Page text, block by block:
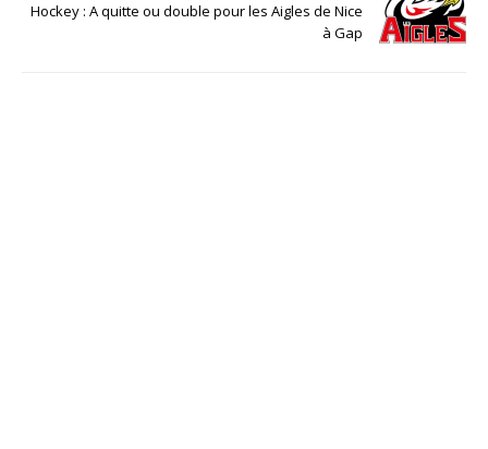
Hockey : A quitte ou double pour les Aigles de Nice
à Gap